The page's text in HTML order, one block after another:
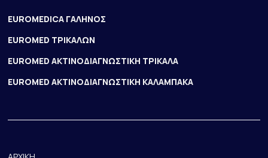
EUROMEDICA ΓΑΛΗΝΟΣ
EUROMED ΤΡΙΚΑΛΩΝ
EUROMED ΑΚΤΙΝΟΔΙΑΓΝΩΣΤΙΚΗ ΤΡΙΚΑΛΑ
EUROMED ΑΚΤΙΝΟΔΙΑΓΝΩΣΤΙΚΗ ΚΑΛΑΜΠΑΚΑ